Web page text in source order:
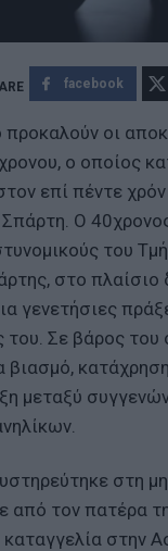
facebook
οι
ο οποίος
επί πέντε
Σπάρτη. Ο
του
στο πλαίσιο
γενετήσιες
του. Σε βάρος του
βιασμό,
μεταξύ
στη
από τον πατέρα
στην